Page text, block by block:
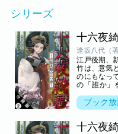
シリーズ
逢坂八代（
江戸後期、
竹は、意気
のにもなっ
の「誰か」
きた──。天
描く純愛物
ブック